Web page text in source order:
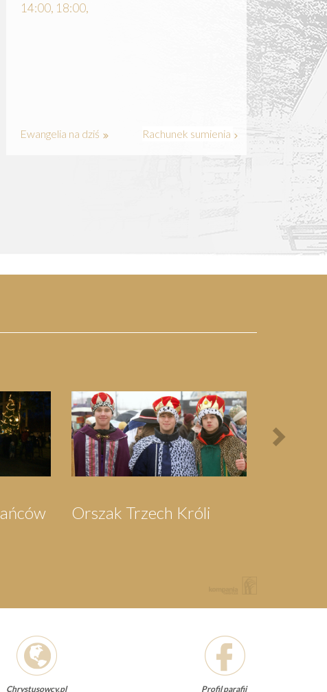
14:00, 18:00,
Ewangelia na dziś Rachunek sumienia
Bieg Papieski
Walking - Rajd
Memoriał Jana
Chrystusowcy.pl Profil parafii